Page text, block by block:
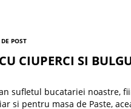
POST
CIUPERCI SI
sufletul bucatariei noastre,
si pentru masa de Paste,